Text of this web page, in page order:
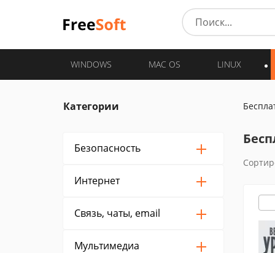
WINDOWS MAC OS LINUX
Категории
Безопасность
Интернет
Связь, чаты, email
Мультимедиа